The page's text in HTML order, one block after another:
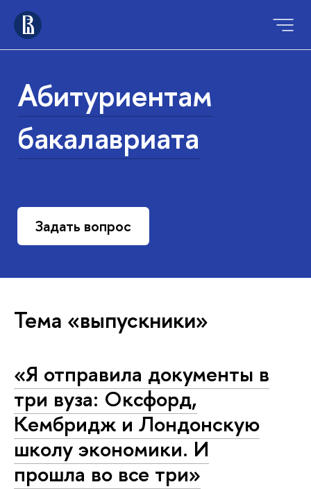
Абитуриентам
бакалавриата
Задать вопрос
Тема «выпускники»
«Я отправила документы в
три вуза: Оксфорд,
Кембридж и Лондонскую
школу экономики. И
прошла во все три»